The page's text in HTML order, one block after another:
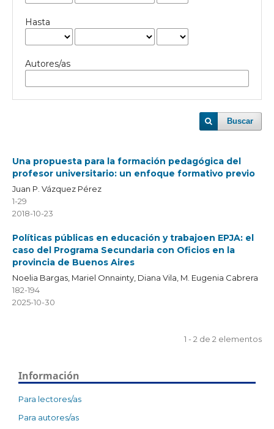
Hasta
Autores/as
Buscar
Una propuesta para la formación pedagógica del
profesor universitario: un enfoque formativo previo
Juan P. Vázquez Pérez
1-29
2018-10-23
Políticas públicas en educación y trabajoen EPJA: el
caso del Programa Secundaria con Oficios en la
provincia de Buenos Aires
Noelia Bargas, Mariel Onnainty, Diana Vila, M. Eugenia Cabrera
182-194
2025-10-30
1 - 2 de 2 elementos
Información
Para lectores/as
Para autores/as